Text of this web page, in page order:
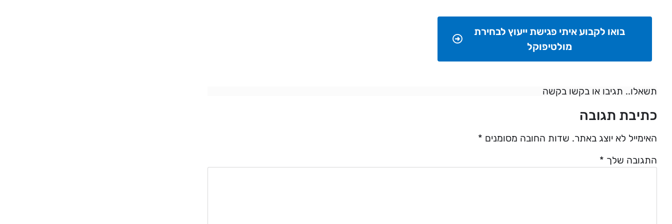
בואו לקבוע איתי פגישת ייעוץ לבחירת
מולטיפוקל
תשאלו.. תגיבו או בקשו בקשה
כתיבת תגובה
האימייל לא יוצג באתר. שדות החובה מסומנים *
התגובה שלך *